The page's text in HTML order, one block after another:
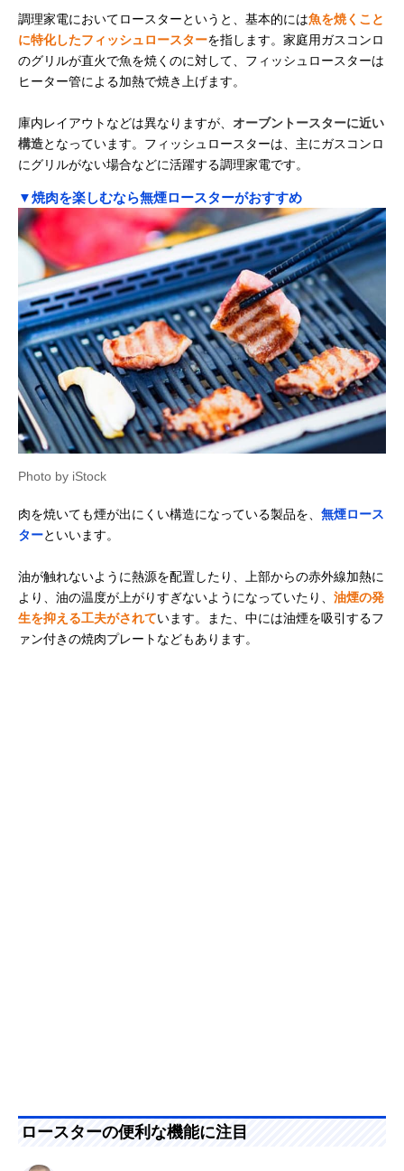
調理家電においてロースターというと、基本的には魚を焼くこと
に特化したフィッシュロースターを指します。家庭用ガスコンロ
のグリルが直火で魚を焼くのに対して、フィッシュロースターは
ヒーター管による加熱で焼き上げます。
庫内レイアウトなどは異なりますが、 オーブントースターに近い
構造となっています。フィッシュロースターは、主にガスコンロ
にグリルがない場合などに活躍する調理家電です。
▼焼肉を楽しむなら無煙ロースターがおすすめ
Photo by iStock
肉を焼いても煙が出にくい構造になっている製品を、 無煙ロース
ターといいます。
油が触れないように熱源を配置したり、上部からの赤外線加熱に
より、油の温度が上がりすぎないようになっていたり、 油煙の発
生を抑える工夫がされています。また、中には油煙を吸引するフ
ァン付きの焼肉プレートなどもあります。
ロースターの便利な機能に注目